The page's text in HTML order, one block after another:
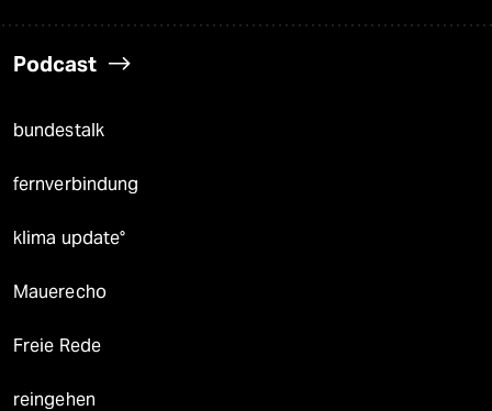
Podcast
bundestalk
fernverbindung
klima update°
Mauerecho
Freie Rede
reingehen